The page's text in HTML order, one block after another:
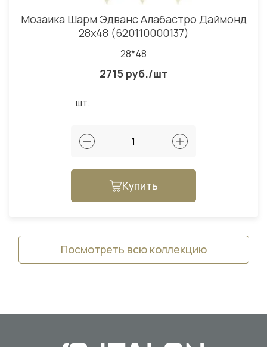
Мозаика Шарм Эдванс Алабастро Даймонд
28x48 (620110000137)
28*48
2715 руб./шт
шт.
Купить
Посмотреть всю коллекцию